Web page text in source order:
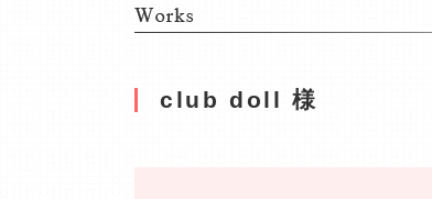
club doll 様